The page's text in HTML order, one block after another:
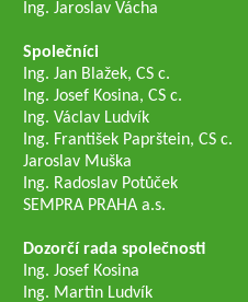
Ing. Jaroslav Vácha
Společníci
Ing. Jan Blažek, CS c.
Ing. Josef Kosina, CS c.
Ing. Václav Ludvík
Ing. František Paprštein, CS c.
Jaroslav Muška
Ing. Radoslav Potůček
SEMPRA PRAHA a.s.
Dozorčí rada společnosti
Ing. Josef Kosina
Ing. Martin Ludvík